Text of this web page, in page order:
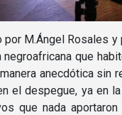
Rosales y
que
anecdótica
el despegue, ya en
que nada